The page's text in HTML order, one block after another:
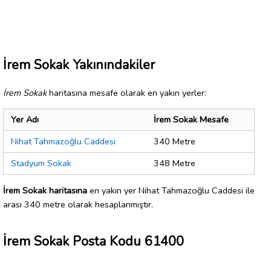
İrem Sokak Yakınındakiler
İrem Sokakharitasına mesafe olarak en yakın yerler:
Yer Adı
İrem Sokak Mesafe
Nihat Tahmazoğlu Caddesi
340 Metre
Stadyum Sokak
348 Metre
İrem Sokak haritasına en yakın yer Nihat Tahmazoğlu Caddesi ile
arası 340 metre olarak hesaplanmıştır.
İrem Sokak Posta Kodu 61400